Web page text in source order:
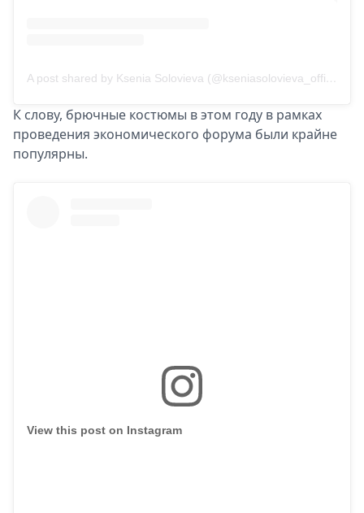
A post shared by Ksenia Solovieva (@kseniasolovieva_official)
К слову, брючные костюмы в этом году в рамках
проведения экономического форума были крайне
популярны.
View this post on Instagram